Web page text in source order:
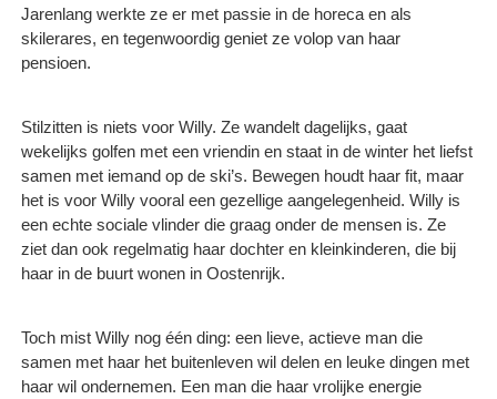
Jarenlang werkte ze er met passie in de horeca en als
skilerares, en tegenwoordig geniet ze volop van haar
pensioen.
Stilzitten is niets voor Willy. Ze wandelt dagelijks, gaat
wekelijks golfen met een vriendin en staat in de winter het liefst
samen met iemand op de ski’s. Bewegen houdt haar fit, maar
het is voor Willy vooral een gezellige aangelegenheid. Willy is
een echte sociale vlinder die graag onder de mensen is. Ze
ziet dan ook regelmatig haar dochter en kleinkinderen, die bij
haar in de buurt wonen in Oostenrijk.
Toch mist Willy nog één ding: een lieve, actieve man die
samen met haar het buitenleven wil delen en leuke dingen met
haar wil ondernemen. Een man die haar vrolijke energie